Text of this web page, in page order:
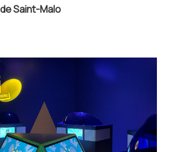
de Saint-Malo